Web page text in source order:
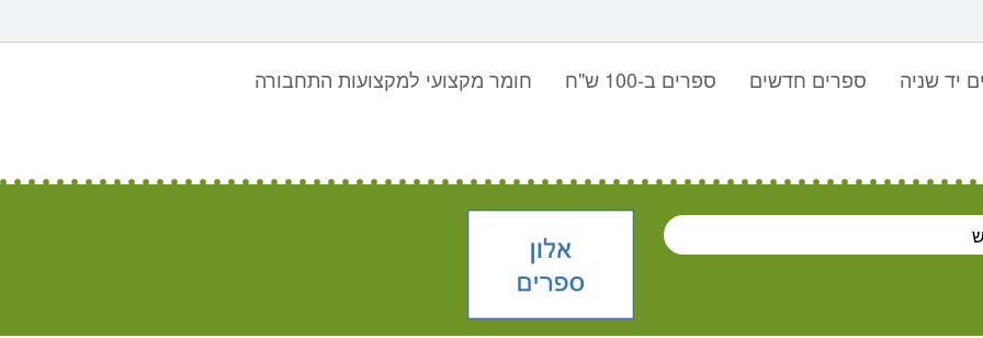
יד שניה ספרים חדשים ספרים ב-100 ש"ח חומר מקצועי למקצועות התחבורה